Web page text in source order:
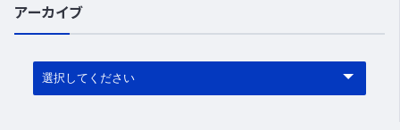
アーカイブ